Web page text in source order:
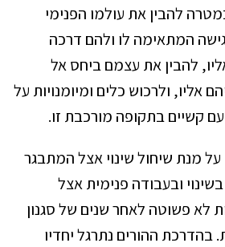
להבין את עולמו הפנימי
המתאימה לו ולהם דרכה
להבין את עצמם ביחס אל
אליו, ולרכוש כלים ומיומנויות על
קשיים בתקופה מורכבת זו.
מנת שיחול שינוי אצל המתבגר
ובעבודה פנימית אצל
לא פשוטה לאחר שנים של סגנון
בהדרכת ההורים נתרגל יחדיו